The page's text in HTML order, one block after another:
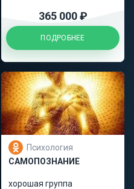
365 000 ₽
ПОДРОБНЕЕ
Психология
САМОПОЗНАНИЕ
хорошая группа